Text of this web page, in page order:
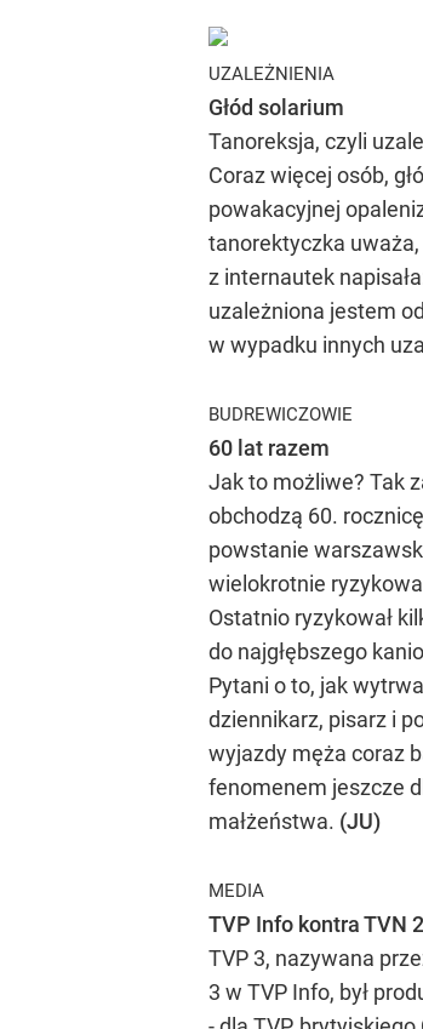
UZALEŻNIENIA
Głód solarium
Tanoreksja, czyli
Coraz więcej osób,
powakacyjnej
tanorektyczka
z internautek
uzależniona jestem
w wypadku innych
BUDREWICZOWIE
60 lat razem
Jak to możliwe? Tak
obchodzą 60.
powstanie
wielokrotnie
Ostatnio ryzykował
do najgłębszego
Pytani o to, jak
dziennikarz, pisarz i
wyjazdy męża coraz
fenomenem jeszcze
małżeństwa. (JU)
MEDIA
TVP Info kontra TVN
TVP 3, nazywana
3 w TVP Info, był